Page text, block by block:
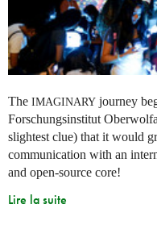
The IMAGINARY journey
Forschungsinstitut
slightest clue) that it would
communication with an
and open-source core!
Lire la suite